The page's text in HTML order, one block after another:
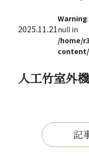
2025.11.21
Warning
null in
/home/
人工竹室外
記